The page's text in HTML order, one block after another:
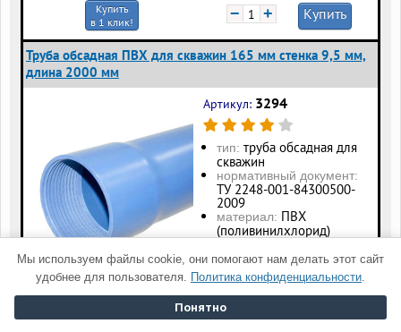
Купить
в 1 клик!
− + Купить
Труба обсадная ПВХ для скважин 165 мм стенка 9,5 мм,
длина 2000 мм
Цена:
6290руб./шт.
Артикул: 3294
тип: труба обсадная для
скважин
нормативный документ:
ТУ 2248-001-84300500-
2009
материал: ПВХ
(поливинилхлорид)
165
мм
диаметр наружный
раструба:180 мм
толщина стенки:9,5 мм
Мы используем файлы cookie, они помогают нам делать этот сайт
удобнее для пользователя. Политика конфиденциальности.
Понятно